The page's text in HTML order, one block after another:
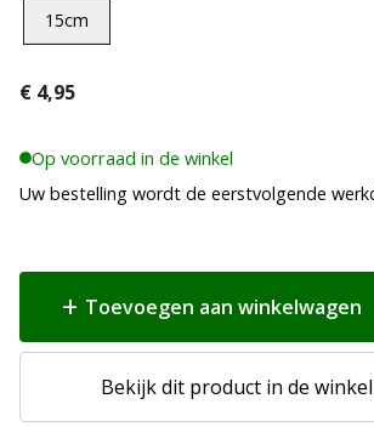
15cm
€ 4,95
Op voorraad in de winkel
Uw bestelling wordt de eerstvolgende
Toevoegen aan winkelwagen
Bekijk dit product in de winkel